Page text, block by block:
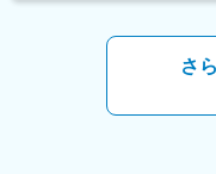
スカッション、ワ
策を提示します。
（4）解決策の提示
さ